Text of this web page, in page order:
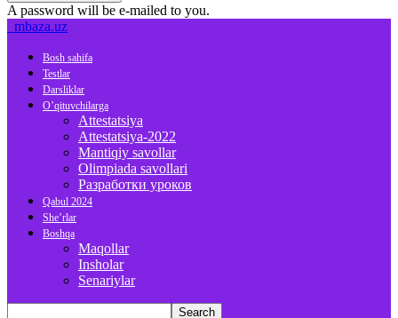
A password will be e-mailed to you.
mbaza.uz
Bosh sahifa
Testlar
Darsliklar
O’qituvchilarga
Attestatsiya
Attestatsiya-2022
Mantiqiy savollar
Olimpiada savollari
Разработки уроков
Qabul 2024
She’rlar
Boshqa
Maqollar
Insholar
Senariylar